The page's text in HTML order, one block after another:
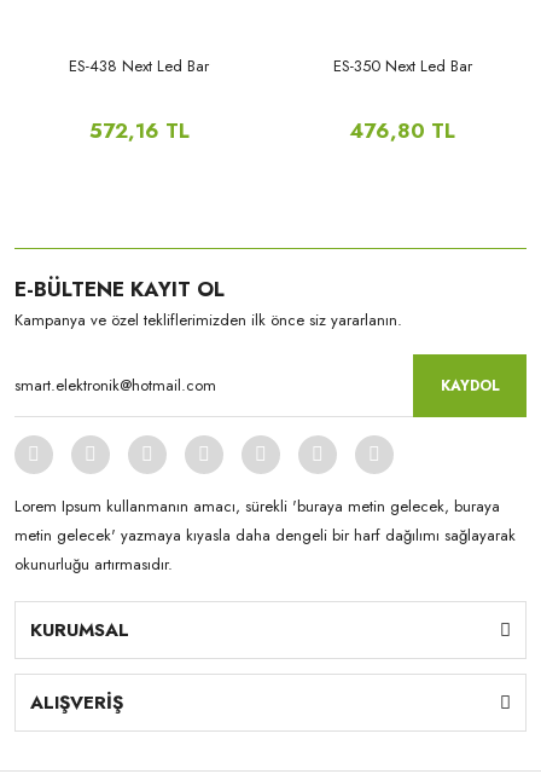
ES-438 Next Led Bar
572,16 TL
ES-350 Next Led Bar
476,80 TL
E-BÜLTENE KAYIT OL
Kampanya ve özel tekliflerimizden ilk önce siz yararlanın.
KAYDOL
Lorem Ipsum kullanmanın amacı, sürekli 'buraya metin gelecek, buraya
metin gelecek' yazmaya kıyasla daha dengeli bir harf dağılımı sağlayarak
okunurluğu artırmasıdır.
KURUMSAL
ALIŞVERİŞ